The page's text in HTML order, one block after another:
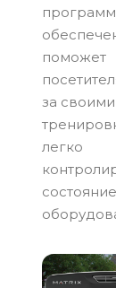
поможет
за своими
легко
состояние